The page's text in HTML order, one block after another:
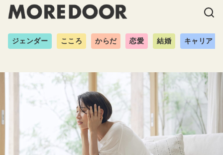
ジェンダー こころ からだ 恋愛 結婚 キャリア